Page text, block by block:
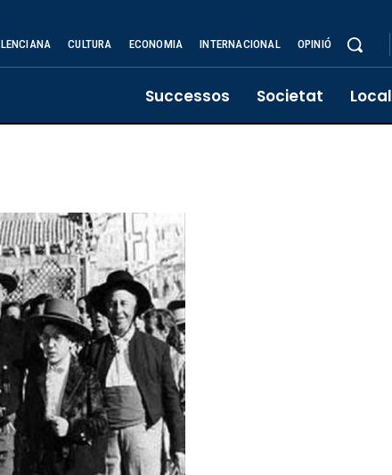
CULTURA ECONOMIA INTERNACIONAL OPINIÓ
Successos Societat Local